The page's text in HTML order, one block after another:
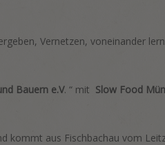
Vernetzen, voneinander
Bauern e.V. “ mit Slow Food
kommt aus Fischbachau vom